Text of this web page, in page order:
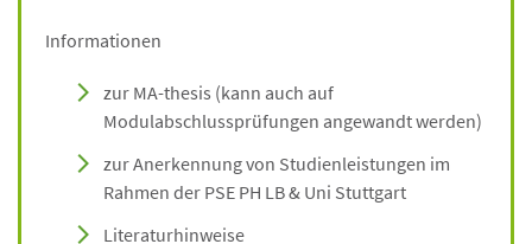
Informationen
zur MA-thesis (kann auch auf
Modulabschlussprüfungen angewandt werden)
zur Anerkennung von Studienleistungen im
Rahmen der PSE PH LB & Uni Stuttgart
Literaturhinweise